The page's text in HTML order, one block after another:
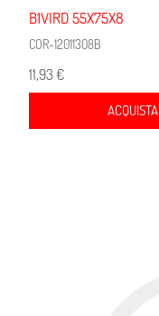
B1VIRD 55X75X8
COR-12011308B
11,93 €
ACQUISTA